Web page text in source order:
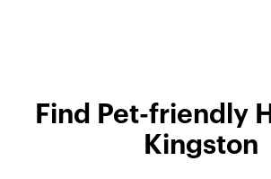
Find Pet-friendly
Kingston